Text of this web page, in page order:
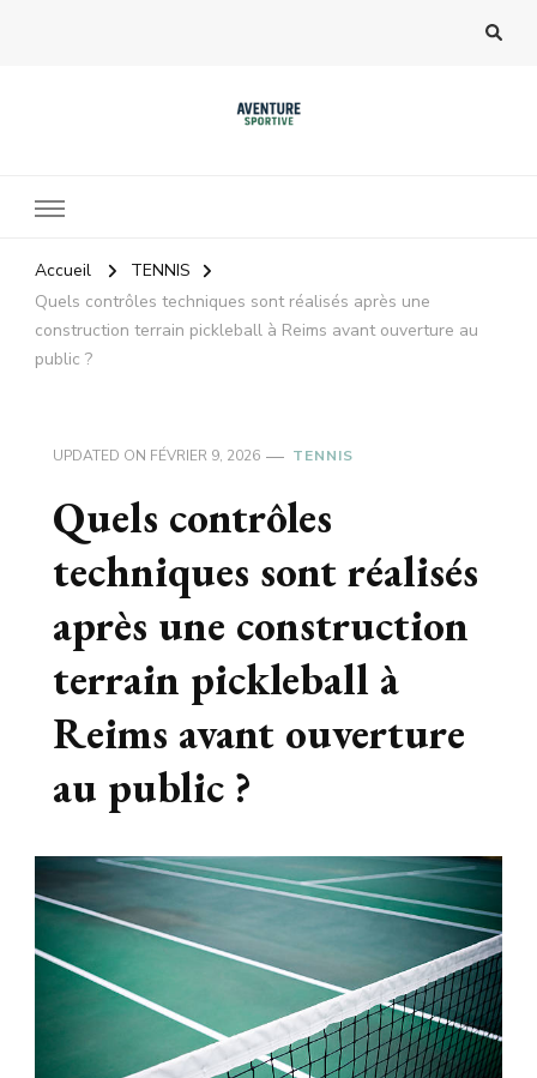
Accueil
TENNIS
Quels contrôles techniques sont réalisés après une
construction terrain pickleball à Reims avant ouverture au
public ?
UPDATED ON FÉVRIER 9, 2026 TENNIS
Quels contrôles
techniques sont réalisés
après une construction
terrain pickleball à
Reims avant ouverture
au public ?